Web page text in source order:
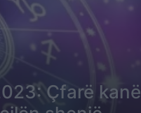
Çfarë kanë